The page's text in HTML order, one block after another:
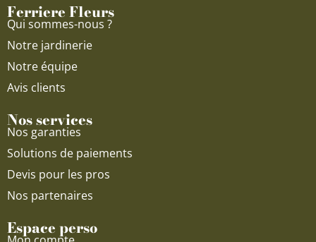
Ferriere Fleurs
Qui sommes-nous ?
Notre jardinerie
Notre équipe
Avis clients
Nos services
Nos garanties
Solutions de paiements
Devis pour les pros
Nos partenaires
Espace perso